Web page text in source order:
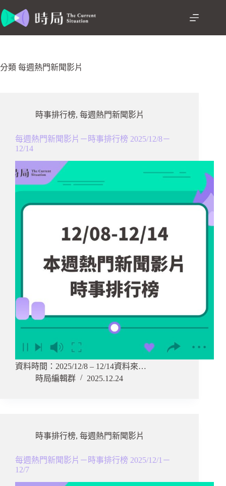
至
容
分類 每週熱門新聞影片
時事排行榜, 每週熱門新聞影片
每週熱門新聞影片－時事排行榜 2025/12/8－
12/14
資料時間：2025/12/8 – 12/14資料來…
時局編輯群
2025.12.24
時事排行榜, 每週熱門新聞影片
每週熱門新聞影片－時事排行榜 2025/12/1－
12/7